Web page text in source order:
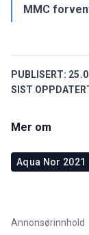
MMC
PUBLISERT:
SIST
Mer om
Aqua Nor 2021
Annonsørinnhold